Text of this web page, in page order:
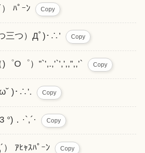
） ﾊﾟｰﾝ Copy
三つ）Дﾟ)･∴’ Copy
O゜）”`’,.,’`’,’,,”,,’` Copy
)･∴’. Copy
°)．·`,´· Copy
） ｱﾋｬｽﾊﾟｰﾝ Copy